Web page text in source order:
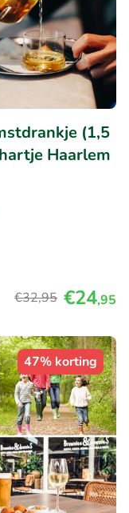
(1,5
Haarlem
€32,95 €24,95
47% korting